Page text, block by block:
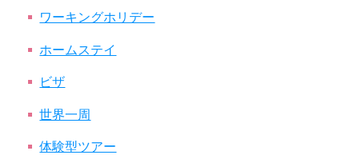
ワーキングホリデー
ホームステイ
ビザ
世界一周
体験型ツアー